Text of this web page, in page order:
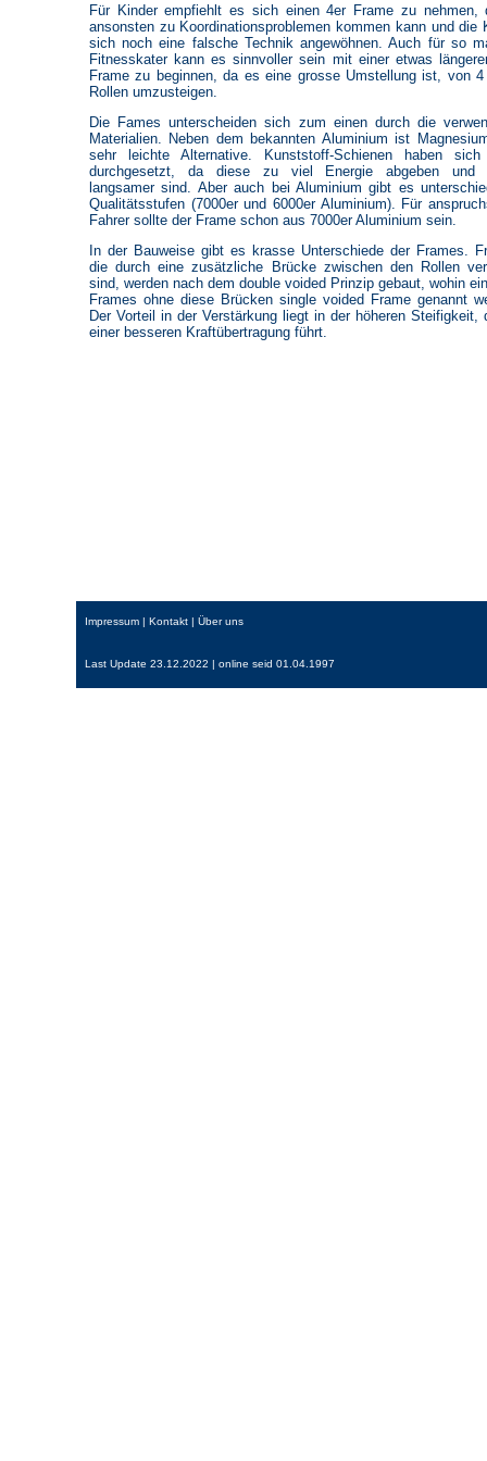
Für Kinder empfiehlt es sich einen 4er Frame zu nehmen,
ansonsten zu Koordinationsproblemen kommen kann und die
sich noch eine falsche Technik angewöhnen. Auch für so
Fitnesskater kann es sinnvoller sein mit einer etwas
Frame zu beginnen, da es eine grosse Umstellung ist, von
Rollen umzusteigen.
Die Fames unterscheiden sich zum einen durch die
Materialien. Neben dem bekannten Aluminium ist
sehr leichte Alternative. Kunststoff-Schienen haben
durchgesetzt, da diese zu viel Energie abgeben und
langsamer sind. Aber auch bei Aluminium gibt es
Qualitätsstufen (7000er und 6000er Aluminium). Für
Fahrer sollte der Frame schon aus 7000er Aluminium sein.
In der Bauweise gibt es krasse Unterschiede der Frames.
die durch eine zusätzliche Brücke zwischen den Rollen
sind, werden nach dem double voided Prinzip gebaut, wohin
Frames ohne diese Brücken single voided Frame genannt
Der Vorteil in der Verstärkung liegt in der höheren Steifigkeit,
einer besseren Kraftübertragung führt.
Impressum | Kontakt | Über uns
Last Update 23.12.2022 | online seid 01.04.1997